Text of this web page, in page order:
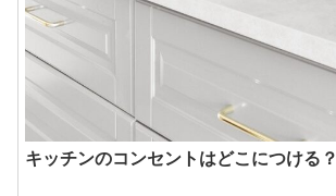
キッチンのコンセントはどこにつける？